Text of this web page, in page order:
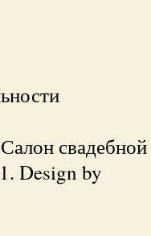
свадебной
Design by